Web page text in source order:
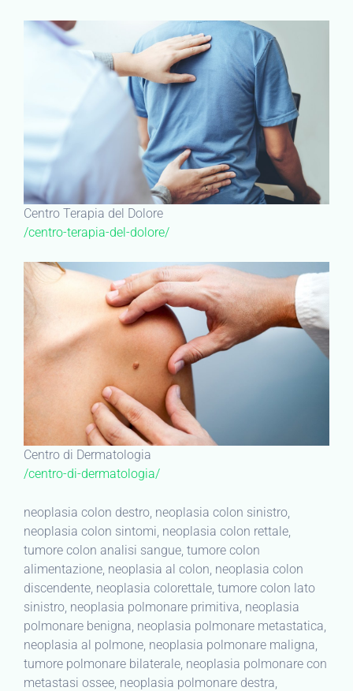
Centro Terapia del Dolore
/centro-terapia-del-dolore/
Centro di Dermatologia
/centro-di-dermatologia/
neoplasia colon destro, neoplasia colon sinistro,
neoplasia colon sintomi, neoplasia colon rettale,
tumore colon analisi sangue, tumore colon
alimentazione, neoplasia al colon, neoplasia colon
discendente, neoplasia colorettale, tumore colon lato
sinistro, neoplasia polmonare primitiva, neoplasia
polmonare benigna, neoplasia polmonare metastatica,
neoplasia al polmone, neoplasia polmonare maligna,
tumore polmonare bilaterale, neoplasia polmonare con
metastasi ossee, neoplasia polmonare destra,